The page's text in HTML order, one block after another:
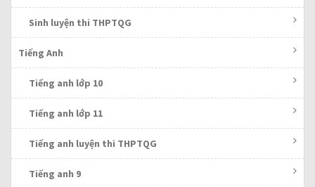
Sinh luyện thi THPTQG
Tiếng Anh
Tiếng anh lớp 10
Tiếng anh lớp 11
Tiếng anh luyện thi THPTQG
Tiếng anh 9